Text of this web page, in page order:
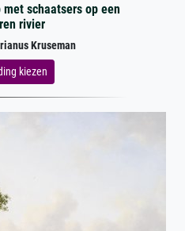
schaatsers op een
rivier
Kruseman
kiezen